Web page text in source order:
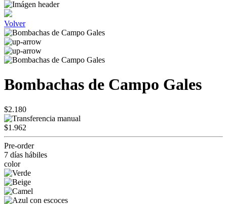
Volver
Bombachas de Campo Gales
$2.180
$1.962
Pre-order
7 días hábiles
color